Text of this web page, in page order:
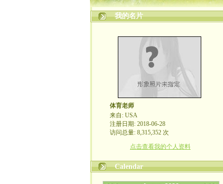
我的名片
体育老师
来自: USA
注册日期: 2018-06-28
访问总量: 8,315,352 次
点击查看我的个人资料
Calendar